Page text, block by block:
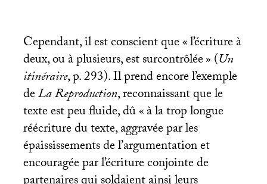
Cependant, il est conscient que «l’écriture à
deux, ou à plusieurs, est surcontrôlée» (Un
itinéraire, p. 293). Il prend encore l’exemple
deLa Reproduction, reconnaissant que le
texte est peu fluide, dû «à la trop longue
réécriture du texte, aggravée par les
épaississements de l’argumentation et
encouragée par l’écriture conjointe de